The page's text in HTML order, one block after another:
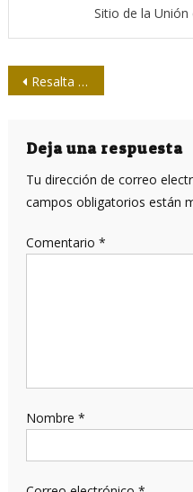
Sitio de la Unión
Navegación
entradas
Resalta Díaz-Canel importancia de planificar las estrategias de vacunación en cada territorio
Deja una respuesta
Tu dirección de correo
campos obligatorios están
Comentario *
Nombre *